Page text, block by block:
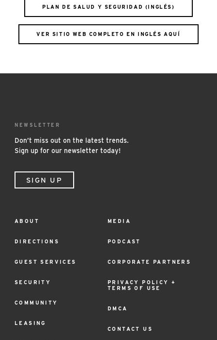
PLAN DE SALUD Y SEGURIDAD (INGLÉS)
VER SITIO WEB COMPLETO EN INGLÉS AQUÍ
NEWSLETTER
Don’t miss out on the latest trends.
Sign up for our newsletter today!
SIGN UP
Footer
Menu
ABOUT
DIRECTIONS
GUEST SERVICES
SECURITY
COMMUNITY
LEASING
MEDIA
PODCAST
CORPORATE PARTNERS
PRIVACY POLICY +
TERMS OF USE
DMCA
CONTACT US